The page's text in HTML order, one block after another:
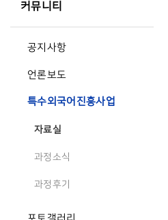
커뮤니티
공지사항
언론보도
특수외국어진흥사업
자료실
과정소식
과정후기